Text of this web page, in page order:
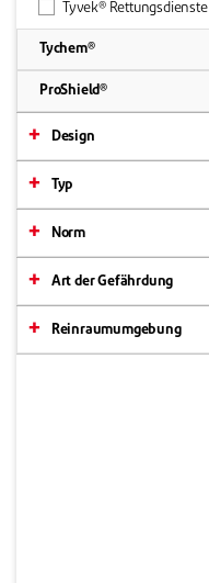
Tyvek® Rettungsdienste
Tychem®
ProShield®
Design
Typ
Norm
Art der Gefährdung
Reinraumumgebung